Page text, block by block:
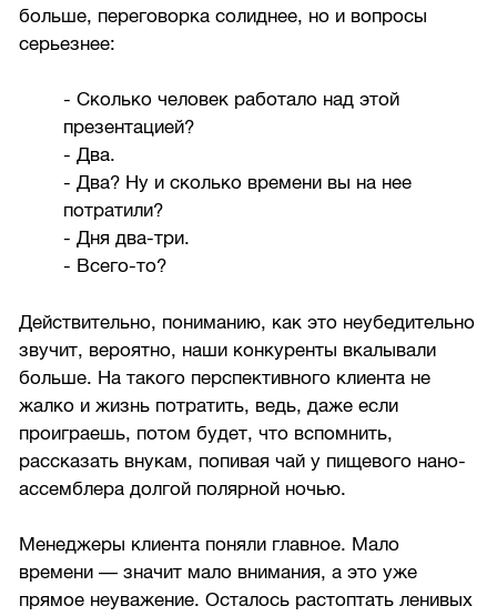
больше, переговорка солиднее, но и вопросы
серьезнее:
- Сколько человек работало над этой
презентацией?
- Два.
- Два? Ну и сколько времени вы на нее
потратили?
- Дня два-три.
- Всего-то?
Действительно, пониманию, как это неубедительно
звучит, вероятно, наши конкуренты вкалывали
больше. На такого перспективного клиента не
жалко и жизнь потратить, ведь, даже если
проиграешь, потом будет, что вспомнить,
рассказать внукам, попивая чай у пищевого нано-
ассемблера долгой полярной ночью.
Менеджеры клиента поняли главное. Мало
времени — значит мало внимания, а это уже
прямое неуважение. Осталось растоптать ленивых